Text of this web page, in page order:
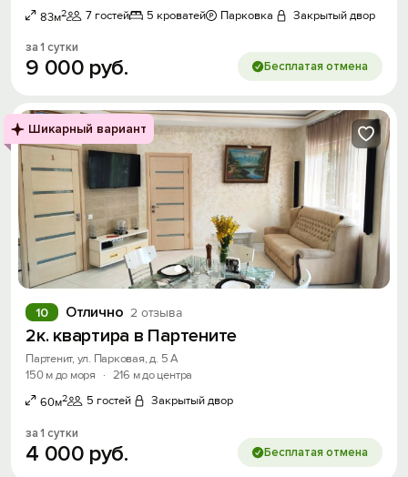
83м2 7 гостей 5 кроватей Парковка Закрытый двор
за 1 сутки
9 000 руб. Бесплатая отмена
Шикарный вариант
Отлично 2 отзыва
10
2к. квартира в Партените
Партенит, ул. Парковая, д. 5 А
150 м до моря
· 216 м до центра
60м2 5 гостей Закрытый двор
за 1 сутки
4 000 руб. Бесплатая отмена
Скидка −5%
Хочешь дешевле? Оставь почту и получи
Вход на сайт
Войти илиЗарегистрироваться
Войти
Войти с помощью